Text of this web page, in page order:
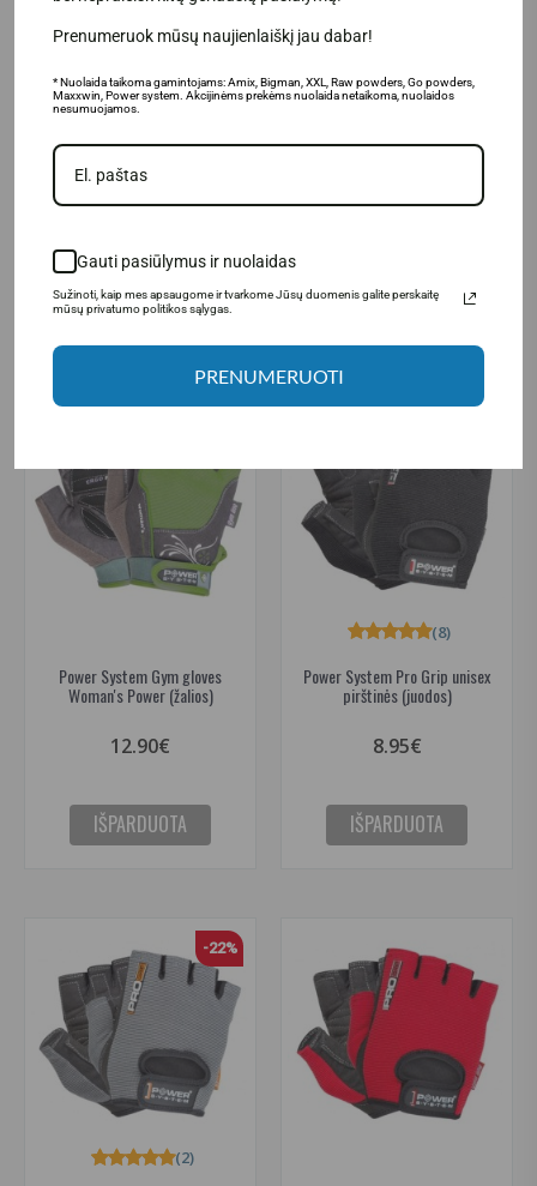
Power System Gym gloves
Woman's Power (rožinės)
IŠPARDUOTA
Power System Gym gloves
IŠPARDUOTA
Power System Gym gloves
Woman's Power (žalios)
12.90€
IŠPARDUOTA
Power System Pro Grip unisex
pirštinės (juodos)
(8)
8.95€
IŠPARDUOTA
-22%
(2)
Prenumeruok mūsų naujienlaiškį jau dabar!
* Nuolaida taikoma gamintojams: Amix, Bigman, XXL, Raw powders, Go powders,
Maxxwin, Power system. Akcijinėms prekėms nuolaida netaikoma, nuolaidos
nesumuojamos.
Gauti pasiūlymus ir nuolaidas
Sužinoti, kaip mes apsaugome ir tvarkome Jūsų duomenis galite perskaitę
mūsų privatumo politikos sąlygas.
PRENUMERUOTI